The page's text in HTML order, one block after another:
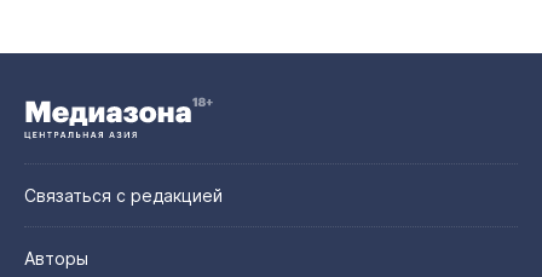
Связаться с редакцией
Авторы